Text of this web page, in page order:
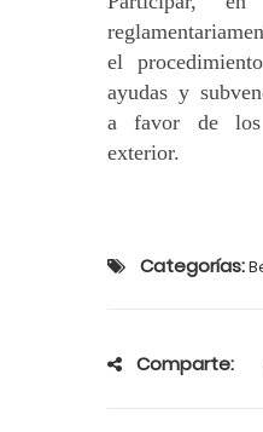
el
ayudas y
a favor de los
exterior.
Categorías:
Comparte: